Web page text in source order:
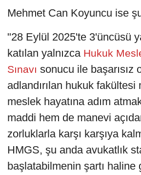
Mehmet Can Koyuncu ise
"28 Eylül 2025'te 3'üncüsü
katılan yalnızca Hukuk
Sınavı sonucu ile başarısız
adlandırılan hukuk fakültesi
meslek hayatına adım
maddi hem de manevi
zorluklarla karşı karşıya
HMGS, şu anda avukatlık
başlatabilmenin şartı haline